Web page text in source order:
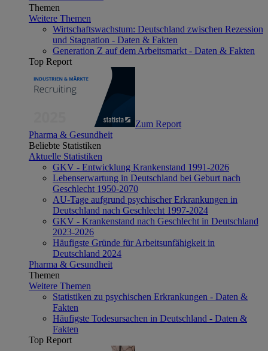
Themen
Weitere Themen
Wirtschaftswachstum: Deutschland zwischen Rezession
und Stagnation - Daten & Fakten
Generation Z auf dem Arbeitsmarkt - Daten & Fakten
Top Report
Zum Report
Pharma & Gesundheit
Beliebte Statistiken
Aktuelle Statistiken
GKV - Entwicklung Krankenstand 1991-2026
Lebenserwartung in Deutschland bei Geburt nach
Geschlecht 1950-2070
AU-Tage aufgrund psychischer Erkrankungen in
Deutschland nach Geschlecht 1997-2024
GKV - Krankenstand nach Geschlecht in Deutschland
2023-2026
Häufigste Gründe für Arbeitsunfähigkeit in
Deutschland 2024
Pharma & Gesundheit
Themen
Weitere Themen
Statistiken zu psychischen Erkrankungen - Daten &
Fakten
Häufigste Todesursachen in Deutschland - Daten &
Fakten
Top Report